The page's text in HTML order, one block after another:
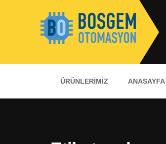
ÜRÜNLERIMIZ ANASAYFA